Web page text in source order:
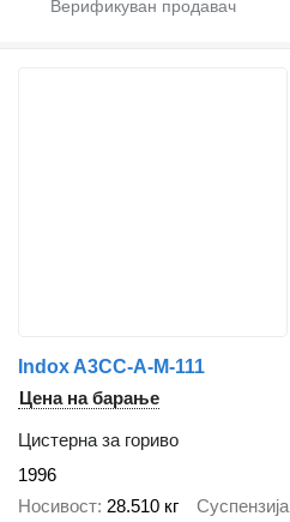
Indox A3CC-A-M-111
Цена на барање
Цистерна за гориво
1996
Носивост 28.510 кг Суспензија